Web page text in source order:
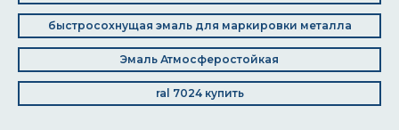
быстросохнущая эмаль для маркировки металла
Эмаль Атмосферостойкая
ral 7024 купить